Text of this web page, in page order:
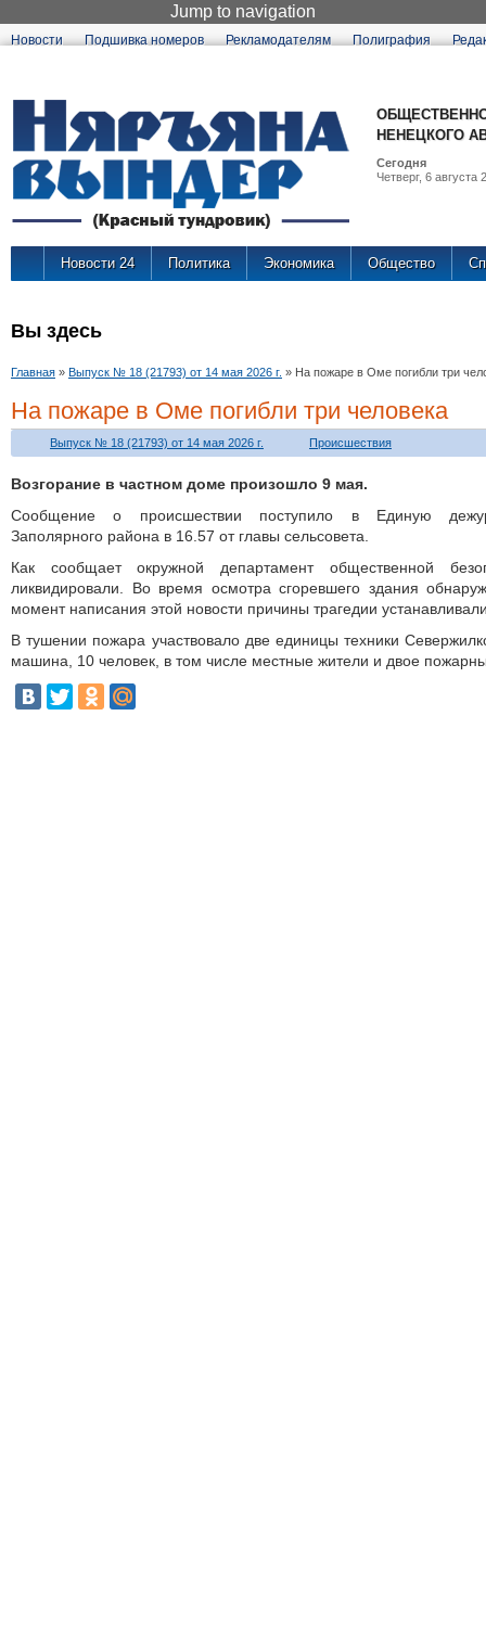
Jump to navigation
Новости Подшивка номеров Рекламодателям Полиграфия
НЕНЕЦКОГО
Сегодня
Четверг, 6 августа
Новости 24 Политика Экономика Общество
Вы здесь
Главная » Выпуск № 18 (21793) от 14 мая 2026 г. » На пожаре в Оме погибли три
На пожаре в Оме погибли три человека
Выпуск № 18 (21793) от 14 мая 2026 г. Происшествия
Возгорание в частном доме произошло 9 мая.
Сообщение о происшествии поступило в Единую
Заполярного района в 16.57 от главы сельсовета.
Как сообщает окружной департамент общественной
ликвидировали. Во время осмотра сгоревшего здания
момент написания этой новости причины трагедии
В тушении пожара участвовало две единицы техники
машина, 10 человек, в том числе местные жители и двое